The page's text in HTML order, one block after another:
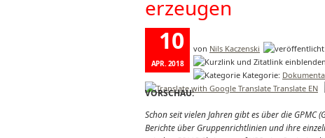
erzeugen
10
APR. 2018
von Nils Kaczenski
Kategorie:
Translate EN
VORSCHAU:
Schon seit vielen Jahren gibt es über die GPMC
Berichte über Gruppenrichtlinien und ihre